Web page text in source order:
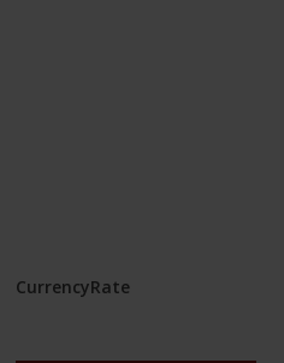
CurrencyRate